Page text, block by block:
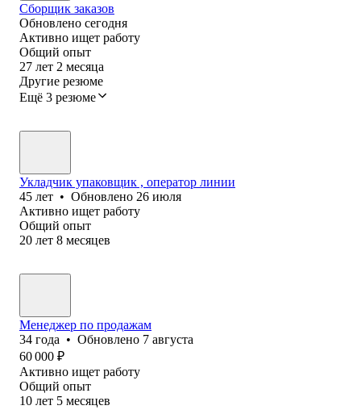
Сборщик заказов
Обновлено сегодня
Активно ищет работу
Общий опыт
27 лет 2 месяца
Другие резюме
Ещё 3 резюме
Укладчик упаковщик , оператор линии
45 лет • Обновлено 26 июля
Активно ищет работу
Общий опыт
20 лет 8 месяцев
Менеджер по продажам
34 года • Обновлено 7 августа
60 000 ₽
Активно ищет работу
Общий опыт
10 лет 5 месяцев